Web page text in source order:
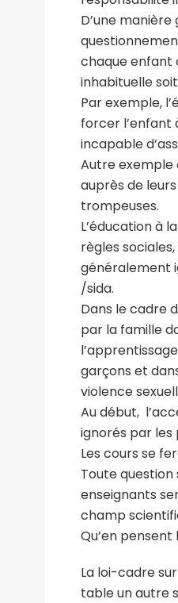
D’une
chaque enfant
inhabituelle
Par exemple,
forcer l’enfant
incapable
Autre exemple
auprès de
trompeuses.
L’éducation à
règles
généralement
/sida.
Dans le cadre
par la famille
garçons et
violence
Au début,
ignorés par les
Les cours se
Toute
enseignants
champ
Qu’en pensent
La loi-cadre
table un autre